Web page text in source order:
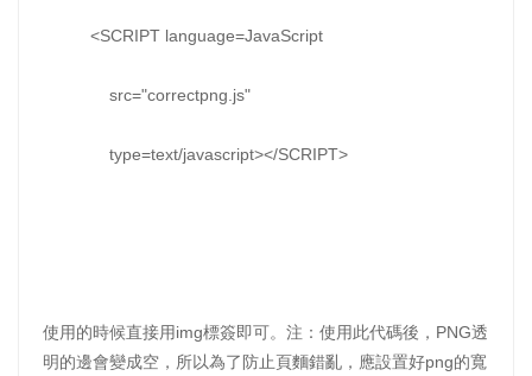
<SCRIPT language=JavaScript
src="correctpng.js"
type=text/javascript></SCRIPT>
使用的時候直接用img標簽即可。注：使用此代碼後，PNG透
明的邊會變成空，所以為了防止頁麵錯亂，應設置好png的寬